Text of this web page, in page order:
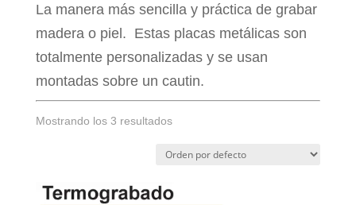
La manera más sencilla y práctica de grabar
madera o piel. Estas placas metálicas son
totalmente personalizadas y se usan
montadas sobre un cautin.
Mostrando los 3 resultados